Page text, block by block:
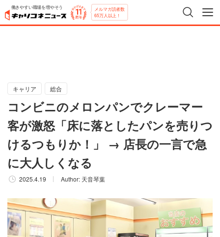
働きやすい職場を増やそう メルマガ読者数
65万人以上！
キャリア 総合
コンビニのメロンパンでクレーマー
客が激怒「床に落としたパンを売りつ
けるつもりか！」 → 店長の一言で急
に大人しくなる
2025.4.19 Author: 天音琴葉